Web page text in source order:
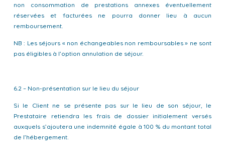
non consommation de prestations annexes éventuellement
réservées et facturées ne pourra donner lieu à aucun
remboursement.
NB : Les séjours « non échangeables non remboursables » ne sont
pas éligibles à l’option annulation de séjour.
6.2 – Non-présentation sur le lieu du séjour
Si le Client ne se présente pas sur le lieu de son séjour, le
Prestataire retiendra les frais de dossier initialement versés
auxquels s’ajoutera une indemnité égale à 100 % du montant total
de l’hébergement.